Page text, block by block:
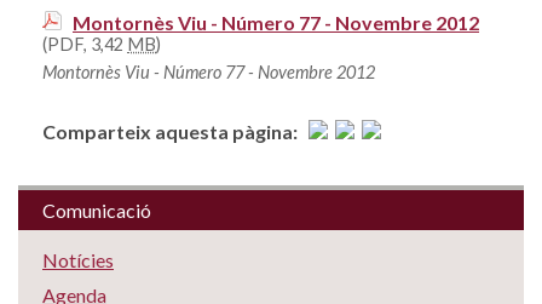
Montornès Viu - Número 77 - Novembre 2012
(PDF, 3,42 MB)
Montornès Viu - Número 77 - Novembre 2012
Comparteix aquesta pàgina:
Comunicació
Notícies
Agenda